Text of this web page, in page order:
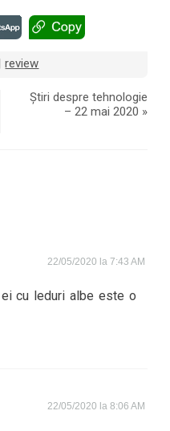
review
Știri despre tehnologie
– 22 mai 2020 »
22/05/2020 la 7:43 AM
ei cu leduri albe este o
22/05/2020 la 8:06 AM